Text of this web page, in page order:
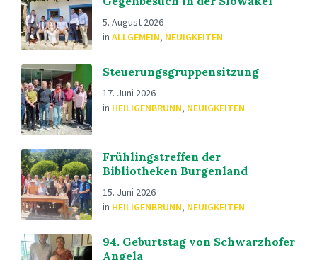
5. August 2026
in ALLGEMEIN, NEUIGKEITEN
Steuerungsgruppensitzung
17. Juni 2026
in HEILIGENBRUNN, NEUIGKEITEN
Frühlingstreffen der
Bibliotheken Burgenland
15. Juni 2026
in HEILIGENBRUNN, NEUIGKEITEN
94. Geburtstag von Schwarzhofer
Angela